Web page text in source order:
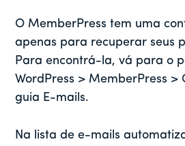
O MemberPress tem uma
apenas para recuperar seus
Para encontrá-la, vá para o
WordPress > MemberPress >
guia E-mails.
Na lista de e-mails